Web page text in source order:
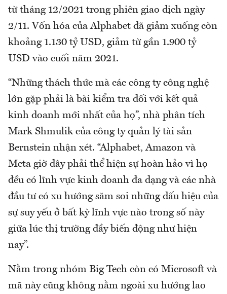
từ tháng 12/2021 trong phiên giao dịch ngày
2/11. Vốn hóa của Alphabet đã giảm xuống còn
khoảng 1.130 tỷ USD, giảm từ gần 1.900 tỷ
USD vào cuối năm 2021.
“Những thách thức mà các công ty công nghệ
lớn gặp phải là bài kiểm tra đối với kết quả
kinh doanh mới nhất của họ”, nhà phân tích
Mark Shmulik của công ty quản lý tài sản
Bernstein nhận xét. “Alphabet, Amazon và
Meta giờ đây phải thể hiện sự hoàn hảo vì họ
đều có lĩnh vực kinh doanh đa dạng và các nhà
đầu tư có xu hướng săm soi những dấu hiệu của
sự suy yếu ở bất kỳ lĩnh vực nào trong số này
giữa lúc thị trường đầy biến động như hiện
nay”.
Nằm trong nhóm Big Tech còn có Microsoft và
mã này cũng không nằm ngoài xu hướng lao